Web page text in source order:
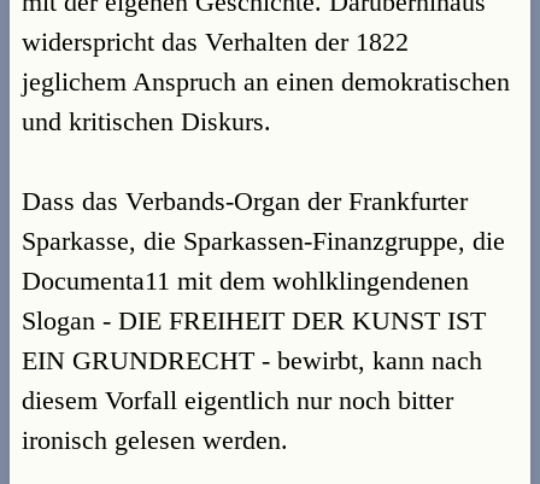
widerspricht das Verhalten der 1822
jeglichem Anspruch an einen demokratischen
und kritischen Diskurs.
Dass das Verbands-Organ der Frankfurter
Sparkasse, die Sparkassen-Finanzgruppe, die
Documenta11 mit dem wohlklingendenen
Slogan - DIE FREIHEIT DER KUNST IST
EIN GRUNDRECHT - bewirbt, kann nach
diesem Vorfall eigentlich nur noch bitter
ironisch gelesen werden.